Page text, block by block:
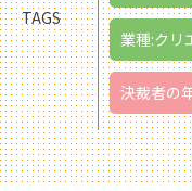
TAGS
業種:クリ
決裁者の